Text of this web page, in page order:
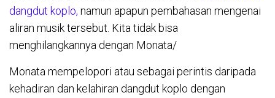
dangdut koplo, namun apapun pembahasan mengenai
aliran musik tersebut. Kita tidak bisa
menghilangkannya dengan Monata/
Monata mempelopori atau sebagai perintis daripada
kehadiran dan kelahiran dangdut koplo dengan